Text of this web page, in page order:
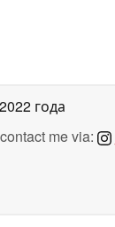
года
contact me via: